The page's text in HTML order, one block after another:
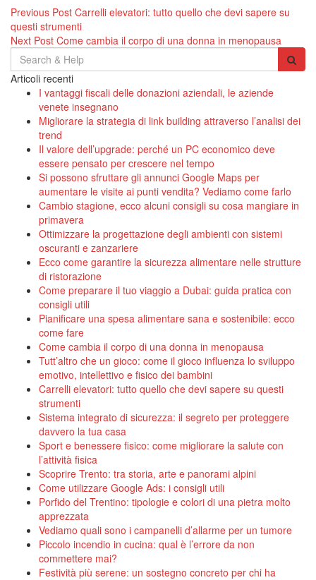
Navigazione
articoli
Previous Post Carrelli elevatori: tutto quello che devi sapere su
questi strumenti
Next Post Come cambia il corpo di una donna in menopausa
Search
for:
Articoli recenti
I vantaggi fiscali delle donazioni aziendali, le aziende
venete insegnano
Migliorare la strategia di link building attraverso l’analisi dei
trend
Il valore dell’upgrade: perché un PC economico deve
essere pensato per crescere nel tempo
Si possono sfruttare gli annunci Google Maps per
aumentare le visite ai punti vendita? Vediamo come farlo
Cambio stagione, ecco alcuni consigli su cosa mangiare in
primavera
Ottimizzare la progettazione degli ambienti con sistemi
oscuranti e zanzariere
Ecco come garantire la sicurezza alimentare nelle strutture
di ristorazione
Come preparare il tuo viaggio a Dubai: guida pratica con
consigli utili
Pianificare una spesa alimentare sana e sostenibile: ecco
come fare
Come cambia il corpo di una donna in menopausa
Tutt’altro che un gioco: come il gioco influenza lo sviluppo
emotivo, intellettivo e fisico dei bambini
Carrelli elevatori: tutto quello che devi sapere su questi
strumenti
Sistema integrato di sicurezza: il segreto per proteggere
davvero la tua casa
Sport e benessere fisico: come migliorare la salute con
l’attività fisica
Scoprire Trento: tra storia, arte e panorami alpini
Come utilizzare Google Ads: i consigli utili
Porfido del Trentino: tipologie e colori di una pietra molto
apprezzata
Vediamo quali sono i campanelli d’allarme per un tumore
Piccolo incendio in cucina: qual è l’errore da non
commettere mai?
Festività più serene: un sostegno concreto per chi ha